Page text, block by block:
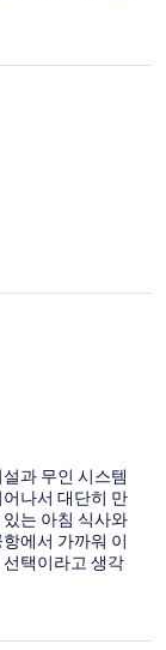
과 무인 시스템
나서 대단히 만
는 아침 식사와
에서 가까워 이
택이라고 생각